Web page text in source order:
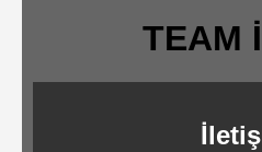
TEAM